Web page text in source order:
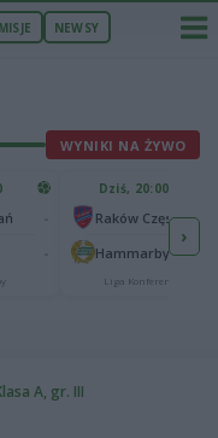
NEWSY
WYNIKI NA ŻYWO
Dziś, 20:00
Raków Częstochowa
Hammarby IF
Liga Konferencji
›
A, gr. III